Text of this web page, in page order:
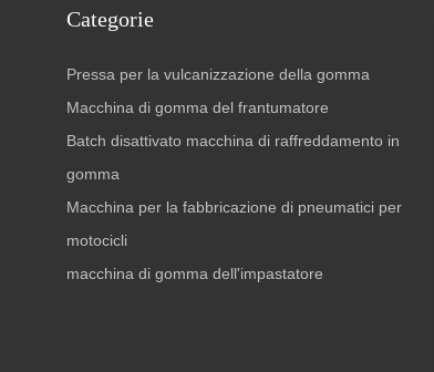
Categorie
Pressa per la vulcanizzazione della gomma
Macchina di gomma del frantumatore
Batch disattivato macchina di raffreddamento in
gomma
Macchina per la fabbricazione di pneumatici per
motocicli
macchina di gomma dell'impastatore